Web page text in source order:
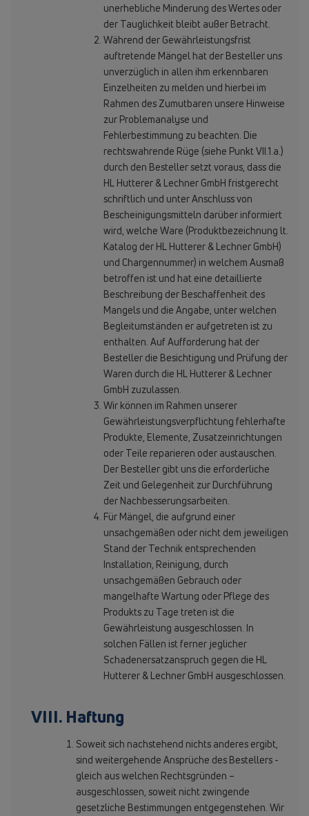
unerhebliche Minderung des Wertes oder
der Tauglichkeit bleibt außer Betracht.
Während der Gewährleistungsfrist
auftretende Mängel hat der Besteller uns
unverzüglich in allen ihm erkennbaren
Einzelheiten zu melden und hierbei im
Rahmen des Zumutbaren unsere Hinweise
zur Problemanalyse und
Fehlerbestimmung zu beachten. Die
rechtswahrende Rüge (siehe Punkt VII.1.a.)
durch den Besteller setzt voraus, dass die
HL Hutterer & Lechner GmbH fristgerecht
schriftlich und unter Anschluss von
Bescheinigungsmitteln darüber informiert
wird, welche Ware (Produktbezeichnung lt.
Katalog der HL Hutterer & Lechner GmbH)
und Chargennummer) in welchem Ausmaß
betroffen ist und hat eine detaillierte
Beschreibung der Beschaffenheit des
Mangels und die Angabe, unter welchen
Begleitumständen er aufgetreten ist zu
enthalten. Auf Aufforderung hat der
Besteller die Besichtigung und Prüfung der
Waren durch die HL Hutterer & Lechner
GmbH zuzulassen.
Wir können im Rahmen unserer
Gewährleistungsverpflichtung fehlerhafte
Produkte, Elemente, Zusatzeinrichtungen
oder Teile reparieren oder austauschen.
Der Besteller gibt uns die erforderliche
Zeit und Gelegenheit zur Durchführung
der Nachbesserungsarbeiten.
Für Mängel, die aufgrund einer
unsachgemäßen oder nicht dem jeweiligen
Stand der Technik entsprechenden
Installation, Reinigung, durch
unsachgemäßen Gebrauch oder
mangelhafte Wartung oder Pflege des
Produkts zu Tage treten ist die
Gewährleistung ausgeschlossen. In
solchen Fällen ist ferner jeglicher
Schadenersatzanspruch gegen die HL
Hutterer & Lechner GmbH ausgeschlossen.
VIII. Haftung
Soweit sich nachstehend nichts anderes ergibt,
sind weitergehende Ansprüche des Bestellers -
gleich aus welchen Rechtsgründen –
ausgeschlossen, soweit nicht zwingende
gesetzliche Bestimmungen entgegenstehen. Wir